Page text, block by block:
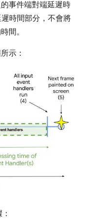
事件端對端延遲時
時間部分，不會將
間。
示：